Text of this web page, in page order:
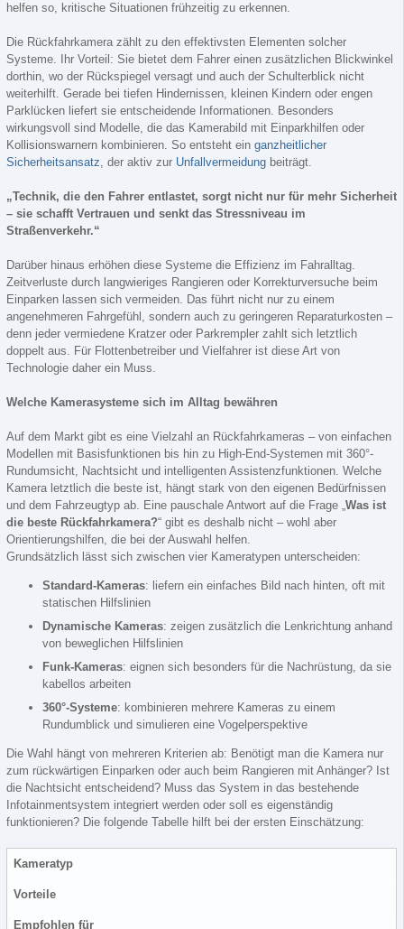
helfen so, kritische Situationen frühzeitig zu erkennen.
Die Rückfahrkamera zählt zu den effektivsten Elementen solcher
Systeme. Ihr Vorteil: Sie bietet dem Fahrer einen zusätzlichen Blickwinkel
dorthin, wo der Rückspiegel versagt und auch der Schulterblick nicht
weiterhilft. Gerade bei tiefen Hindernissen, kleinen Kindern oder engen
Parklücken liefert sie entscheidende Informationen. Besonders
wirkungsvoll sind Modelle, die das Kamerabild mit Einparkhilfen oder
Kollisionswarnern kombinieren. So entsteht ein ganzheitlicher
Sicherheitsansatz, der aktiv zur Unfallvermeidung beiträgt.
„Technik, die den Fahrer entlastet, sorgt nicht nur für mehr Sicherheit
– sie schafft Vertrauen und senkt das Stressniveau im
Straßenverkehr.“
Darüber hinaus erhöhen diese Systeme die Effizienz im Fahralltag.
Zeitverluste durch langwieriges Rangieren oder Korrekturversuche beim
Einparken lassen sich vermeiden. Das führt nicht nur zu einem
angenehmeren Fahrgefühl, sondern auch zu geringeren Reparaturkosten –
denn jeder vermiedene Kratzer oder Parkrempler zahlt sich letztlich
doppelt aus. Für Flottenbetreiber und Vielfahrer ist diese Art von
Technologie daher ein Muss.
Welche Kamerasysteme sich im Alltag bewähren
Auf dem Markt gibt es eine Vielzahl an Rückfahrkameras – von einfachen
Modellen mit Basisfunktionen bis hin zu High-End-Systemen mit 360°-
Rundumsicht, Nachtsicht und intelligenten Assistenzfunktionen. Welche
Kamera letztlich die beste ist, hängt stark von den eigenen Bedürfnissen
und dem Fahrzeugtyp ab. Eine pauschale Antwort auf die Frage „Was ist
die beste Rückfahrkamera?“ gibt es deshalb nicht – wohl aber
Orientierungshilfen, die bei der Auswahl helfen.
Grundsätzlich lässt sich zwischen vier Kameratypen unterscheiden:
Standard-Kameras: liefern ein einfaches Bild nach hinten, oft mit
statischen Hilfslinien
Dynamische Kameras: zeigen zusätzlich die Lenkrichtung anhand
von beweglichen Hilfslinien
Funk-Kameras: eignen sich besonders für die Nachrüstung, da sie
kabellos arbeiten
360°-Systeme: kombinieren mehrere Kameras zu einem
Rundumblick und simulieren eine Vogelperspektive
Die Wahl hängt von mehreren Kriterien ab: Benötigt man die Kamera nur
zum rückwärtigen Einparken oder auch beim Rangieren mit Anhänger? Ist
die Nachtsicht entscheidend? Muss das System in das bestehende
Infotainmentsystem integriert werden oder soll es eigenständig
funktionieren? Die folgende Tabelle hilft bei der ersten Einschätzung:
Kameratyp
Vorteile
Empfohlen für